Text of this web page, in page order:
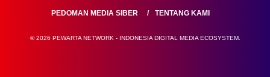
PEDOMAN MEDIA SIBER
TENTANG KAMI
© 2026 PEWARTA NETWORK - INDONESIA DIGITAL MEDIA ECOSYSTEM.